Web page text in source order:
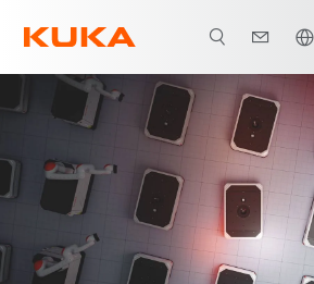
Calculateur Contact